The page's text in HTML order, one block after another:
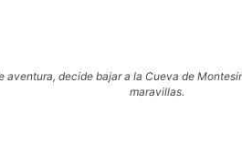
aventura, decide bajar a la Cueva de
maravillas.